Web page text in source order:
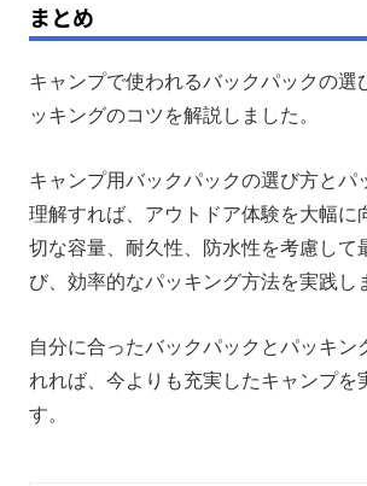
まとめ
キャンプで使われるバックパックの選
ッキングのコツを解説しました。
キャンプ用バックパックの選び方とパ
理解すれば、アウトドア体験を大幅に
切な容量、耐久性、防水性を考慮して
び、効率的なパッキング方法を実践し
自分に合ったバックパックとパッキン
れれば、今よりも充実したキャンプを
す。